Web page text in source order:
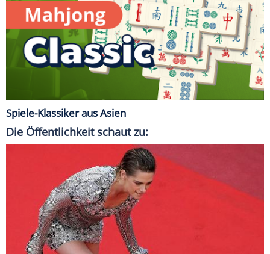
Spiele-Klassiker aus Asien
Die Öffentlichkeit schaut zu: